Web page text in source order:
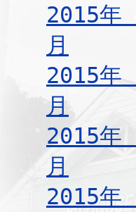
2015年
月
2015年
月
2015年
月
2015年